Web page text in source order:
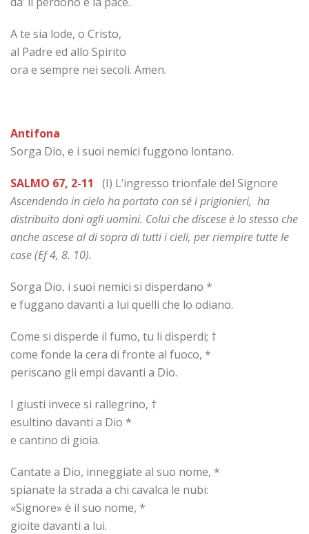
A te sia lode, o Cristo,
al Padre ed allo Spirito
ora e sempre nei secoli. Amen.
Antifona
Sorga Dio, e i suoi nemici fuggono lontano.
SALMO 67, 2-11
(I) L’ingresso trionfale del Signore
Ascendendo in cielo ha portato con sé i prigionieri, ha
distribuito doni agli uomini. Colui che discese è lo stesso che
anche ascese al di sopra di tutti i cieli, per riempire tutte le
cose (Ef 4, 8. 10).
Sorga Dio, i suoi nemici si disperdano *
e fuggano davanti a lui quelli che lo odiano.
Come si disperde il fumo, tu li disperdi; †
come fonde la cera di fronte al fuoco, *
periscano gli empi davanti a Dio.
I giusti invece si rallegrino, †
esultino davanti a Dio *
e cantino di gioia.
Cantate a Dio, inneggiate al suo nome, *
spianate la strada a chi cavalca le nubi:
«Signore» è il suo nome, *
gioite davanti a lui.